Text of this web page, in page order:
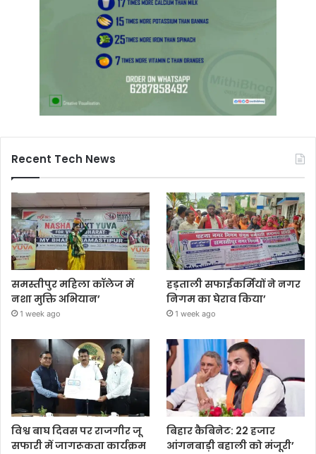
Recent Tech News
समस्तीपुर महिला कॉलेज में
नशा मुक्ति अभियान’
1 week ago
हड़ताली सफाईकर्मियों ने नगर
निगम का घेराव किया’
1 week ago
विश्व बाघ दिवस पर राजगीर जू
सफारी में जागरूकता कार्यक्रम
बिहार कैबिनेट: 22 हजार
आंगनबाड़ी बहाली को मंजूरी’